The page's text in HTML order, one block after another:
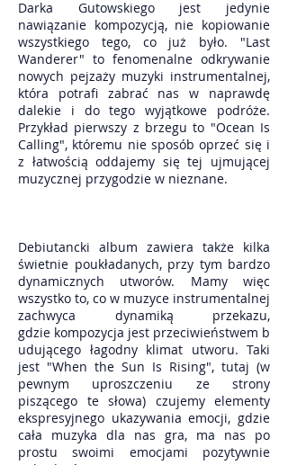
Darka Gutowskiego jest jedynie
nawiązanie kompozycją, nie kopiowanie
wszystkiego tego, co już było. "Last
Wanderer" to fenomenalne odkrywanie
nowych pejzaży muzyki instrumentalnej,
która potrafi zabrać nas w naprawdę
dalekie i do tego wyjątkowe podróże.
Przykład pierwszy z brzegu to "Ocean Is
Calling", któremu nie sposób oprzeć się i
z łatwością oddajemy się tej ujmującej
muzycznej przygodzie w nieznane.
Debiutancki album zawiera także kilka
świetnie poukładanych, przy tym bardzo
dynamicznych utworów. Mamy więc
wszystko to, co w muzyce instrumentalnej
zachwyca dynamiką przekazu,
gdzie kompozycja jest przeciwieństwem b
udującego łagodny klimat utworu. Taki
jest "When the Sun Is Rising", tutaj (w
pewnym uproszczeniu ze strony
piszącego te słowa) czujemy elementy
ekspresyjnego ukazywania emocji, gdzie
cała muzyka dla nas gra, ma nas po
prostu swoimi emocjami pozytywnie